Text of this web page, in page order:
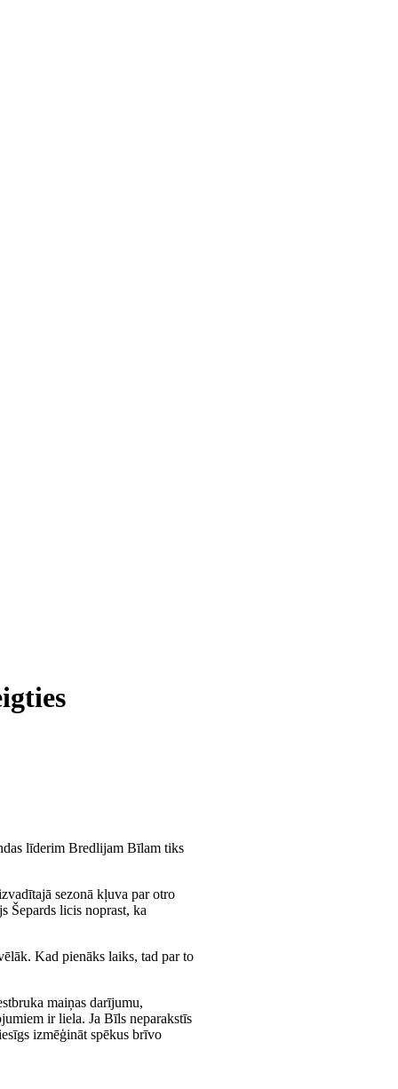
līderim Bredlijam Bīlam tiks
sezonā kļuva par otro
Šepards licis noprast, ka
Kad pienāks laiks, tad par to
maiņas darījumu,
ir liela. Ja Bīls neparakstīs
izmēģināt spēkus brīvo